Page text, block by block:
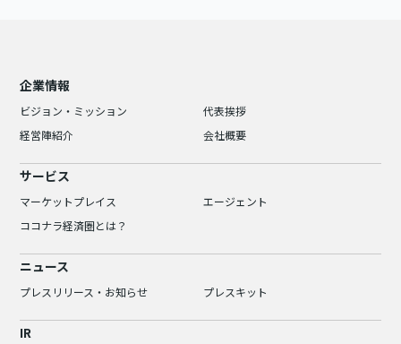
企業情報
ビジョン・ミッション
代表挨拶
経営陣紹介
会社概要
サービス
マーケットプレイス
エージェント
ココナラ経済圏とは？
ニュース
プレスリリース・お知らせ プレスキット
IR